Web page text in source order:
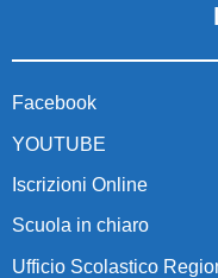
Facebook
YOUTUBE
Iscrizioni Online
Scuola in chiaro
Ufficio Scolastico